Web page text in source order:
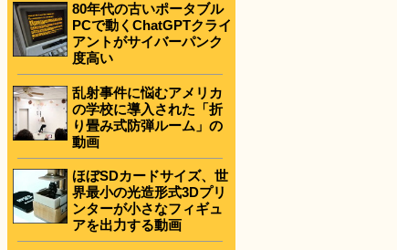
80年代の古いポータブル
PCで動くChatGPTクライ
アントがサイバーパンク
度高い
乱射事件に悩むアメリカ
の学校に導入された「折
り畳み式防弾ルーム」の
動画
ほぼSDカードサイズ、世
界最小の光造形式3Dプリ
ンターが小さなフィギュ
アを出力する動画